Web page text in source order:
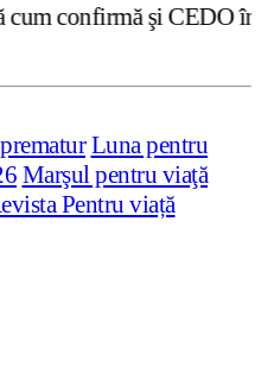
în cazul
Luna pentru
Marşul pentru viaţă
Pentru viață